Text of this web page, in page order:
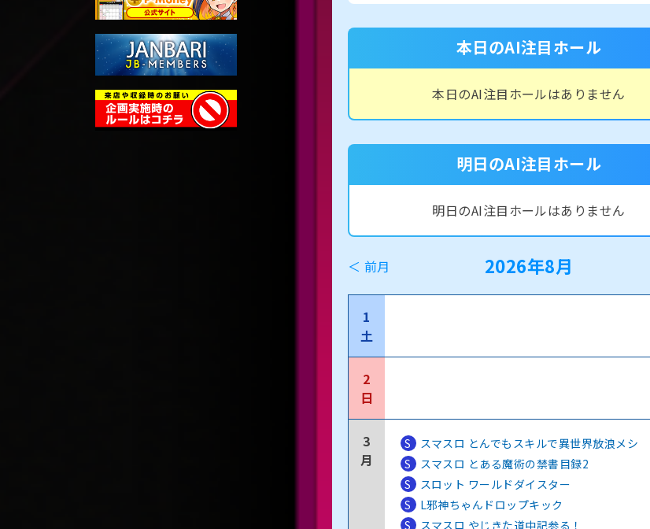
本日のAI注目ホール
本日のAI注目ホールはありません
明日のAI注目ホール
明日のAI注目ホールはありません
＜ 前月 2026年8月
1
土
2
日
3
月
S
スマスロ とんでもスキルで異世界放浪メシ
S
スマスロ とある魔術の禁書目録2
S
スロット ワールドダイスター
S
L邪神ちゃんドロップキック
S
スマスロ やじきた道中記参る！